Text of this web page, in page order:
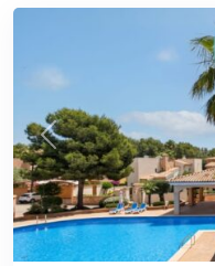
Poprzedni